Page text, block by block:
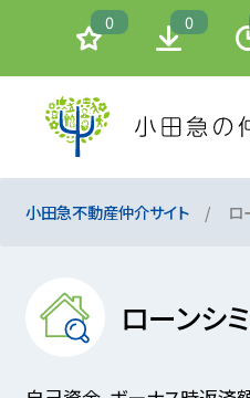
0 0
小田急不動産仲介サイト ロ
ローンシ